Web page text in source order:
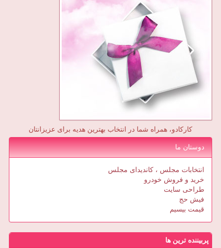
کارکادو، همراه شما در انتخاب بهترین هدیه برای عزیزانتان
دوستان ما
انتخابات مجلس ، کاندیدای مجلس
خرید و فروش خودرو
طراحی سایت
فیش حج
قیمت بیسیم
پربیننده ترین ها